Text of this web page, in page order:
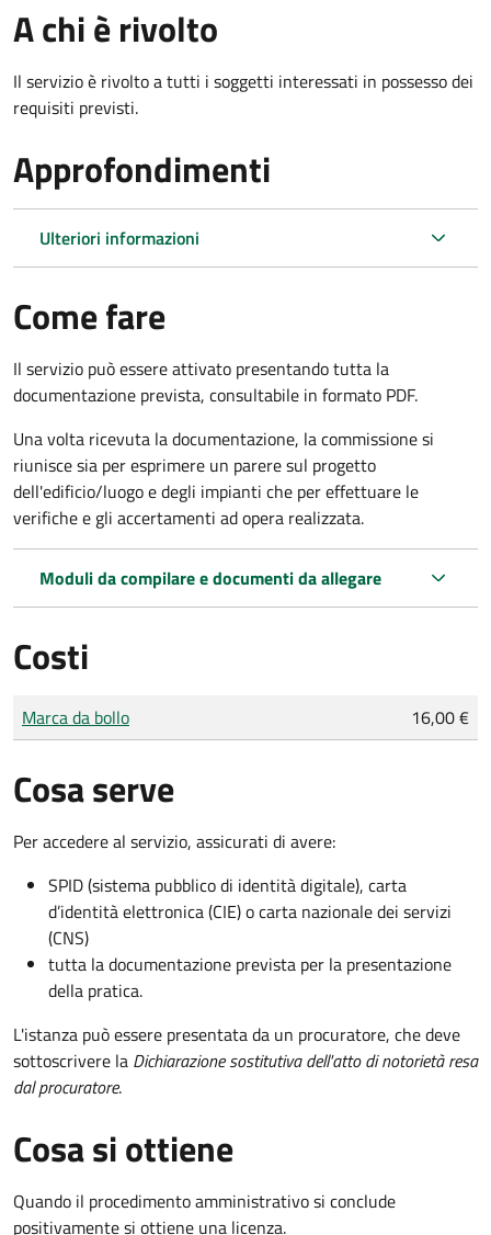
A chi è rivolto
Il servizio è rivolto a tutti i soggetti interessati in possesso dei
requisiti previsti.
Approfondimenti
Ulteriori informazioni
Come fare
Il servizio può essere attivato presentando tutta la
documentazione prevista, consultabile in formato PDF.
Una volta ricevuta la documentazione, la commissione si
riunisce sia per esprimere un parere sul progetto
dell'edificio/luogo e degli impianti che per effettuare le
verifiche e gli accertamenti ad opera realizzata.
Moduli da compilare e documenti da allegare
Costi
Tipo di pagamento
Importo
Marca da bollo 16,00 €
Cosa serve
Per accedere al servizio, assicurati di avere:
SPID (sistema pubblico di identità digitale), carta
d’identità elettronica (CIE) o carta nazionale dei servizi
(CNS)
tutta la documentazione prevista per la presentazione
della pratica.
L'istanza può essere presentata da un procuratore, che deve
sottoscrivere la Dichiarazione sostitutiva dell'atto di notorietà resa
dal procuratore.
Cosa si ottiene
Quando il procedimento amministrativo si conclude
positivamente si ottiene una licenza.